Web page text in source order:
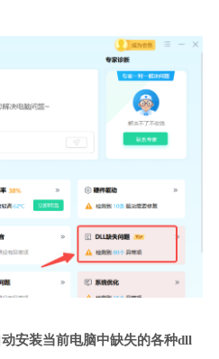
安装当前电脑中缺失的各种dll